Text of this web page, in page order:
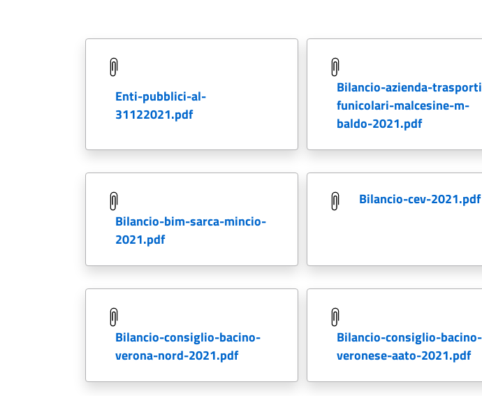
enti-pubblici-al-
31122021.pdf
bilancio-azienda-trasporti-
funicolari-malcesine-m-
baldo-2021.pdf
bilancio-bim-sarca-mincio-
2021.pdf
bilancio-cev-2021.pdf
bilancio-consiglio-bacino-
verona-nord-2021.pdf
bilancio-consiglio-bacino-
veronese-aato-2021.pdf